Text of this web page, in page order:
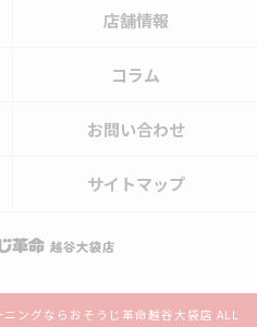
店舗情報
コラム
お問い合わせ
サイトマップ
ングならおそうじ革命越谷大袋店 ALL